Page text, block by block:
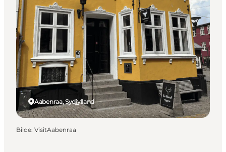
Inspirasjon
Reisemål
Aktiviteter
Overnatting
Planlegg reisen
Aabenraa, Sydjylland
Bilde: VisitAabenraa